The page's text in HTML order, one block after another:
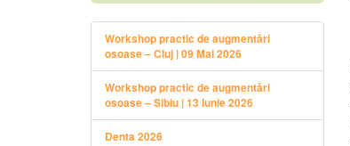
Workshop practic de augmentări
osoase – Cluj | 09 Mai 2026
Workshop practic de augmentări
osoase – Sibiu | 13 Iunie 2026
Denta 2026